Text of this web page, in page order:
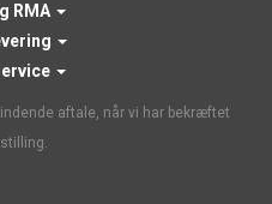
RMA
aftale, når vi har bekræftet